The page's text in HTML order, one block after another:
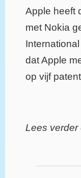
Apple heeft
met Nokia
dat Apple
op vijf
Lees verder